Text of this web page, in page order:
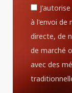
à l'envoi de
directe, de
de marché
avec des